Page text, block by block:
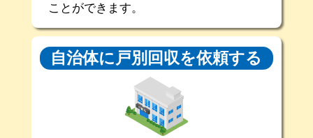
ことができます。
自治体に戸別回収を依頼する